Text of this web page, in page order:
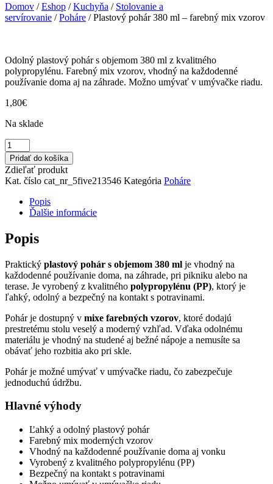
Domov /Eshop /Kuchyňa / Stolovanie a
servírovanie /Poháre / Plastový pohár 380 ml – farebný mix vzorov
Odolný plastový pohár s objemom 380 ml z kvalitného
polypropylénu. Farebný mix vzorov, vhodný na každodenné
používanie doma aj na záhrade. Možno umývať v umývačke riadu.
1,80€
Na sklade
množstvo
Plastový
pohár
380
ml
farebný
vzorov
Pridať do košíka
Zdieľať produkt
Kat. číslo cat_nr_5five213546 Kategória Poháre
Popis
Ďalšie informácie
Popis
Praktický plastový pohár s objemom 380 ml je vhodný na
každodenné používanie doma, na záhrade, pri pikniku alebo na
terase. Je vyrobený z kvalitného polypropylénu (PP), ktorý je
ľahký, odolný a bezpečný na kontakt s potravinami.
Pohár je dostupný v mixe farebných vzorov, ktoré dodajú
prestretému stolu veselý a moderný vzhľad. Vďaka odolnému
materiálu je vhodný na studené aj bežné nápoje a nemusíte sa
obávať jeho rozbitia ako pri skle.
Pohár je možné umývať v umývačke riadu, čo zabezpečuje
jednoduchú údržbu.
Hlavné výhody
Ľahký a odolný plastový pohár
Farebný mix moderných vzorov
Vhodný na každodenné používanie doma aj vonku
Vyrobený z kvalitného polypropylénu (PP)
Bezpečný na kontakt s potravinami